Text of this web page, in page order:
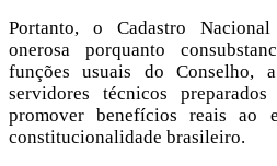
Portanto, o Cadastro
onerosa porquanto
funções usuais do Conselho,
servidores técnicos
promover benefícios reais ao
constitucionalidade brasileiro.